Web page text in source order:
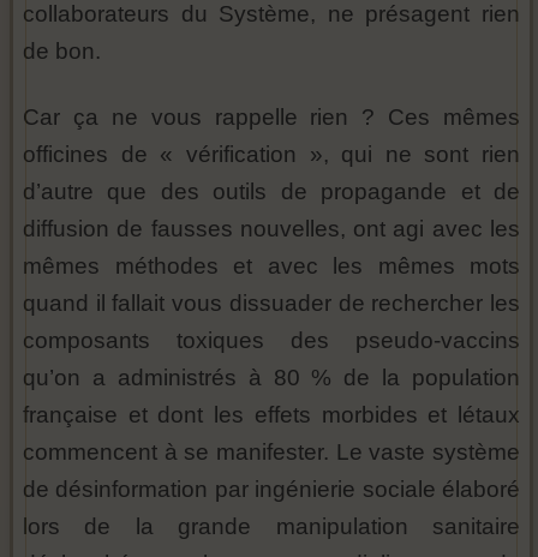
collaborateurs du Système, ne présagent rien
de bon.
Car ça ne vous rappelle rien ? Ces mêmes
officines de « vérification », qui ne sont rien
d’autre que des outils de propagande et de
diffusion de fausses nouvelles, ont agi avec les
mêmes méthodes et avec les mêmes mots
quand il fallait vous dissuader de rechercher les
composants toxiques des pseudo-vaccins
qu’on a administrés à 80 % de la population
française et dont les effets morbides et létaux
commencent à se manifester. Le vaste système
de désinformation par ingénierie sociale élaboré
lors de la grande manipulation sanitaire